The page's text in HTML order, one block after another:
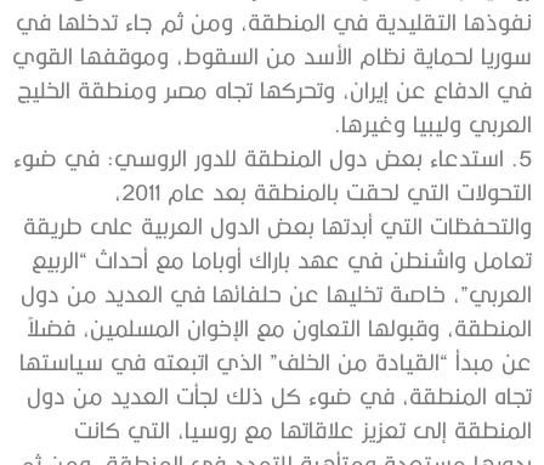
نفوذها التقليدية في المنطقة، ومن ثم جاء تدخلها في
سوريا لحماية نظام الأسد من السقوط، وموقفها القوي
في الدفاع عن إيران، وتحركها تجاه مصر ومنطقة الخليج
العربي وليبيا وغيرها.
5. استدعاء بعض دول المنطقة للدور الروسي: في ضوء
التحولات التي لحقت بالمنطقة بعد عام 2011،
والتحفظات التي أبدتها بعض الدول العربية على طريقة
تعامل واشنطن في عهد باراك أوباما مع أحداث “الربيع
العربي”، خاصة تخليها عن حلفائها في العديد من دول
المنطقة، وقبولها التعاون مع الإخوان المسلمين، فضلاً
عن مبدأ “القيادة من الخلف” الذي اتبعته في سياستها
تجاه المنطقة، في ضوء كل ذلك لجأت العديد من دول
المنطقة إلى تعزيز علاقاتها مع روسيا، التي كانت